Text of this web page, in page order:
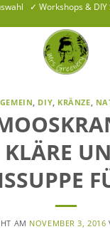
✓ Workshops &
, DIY, KRÄNZE,
KLÄRE
AM NOVEMBER 3, 2016